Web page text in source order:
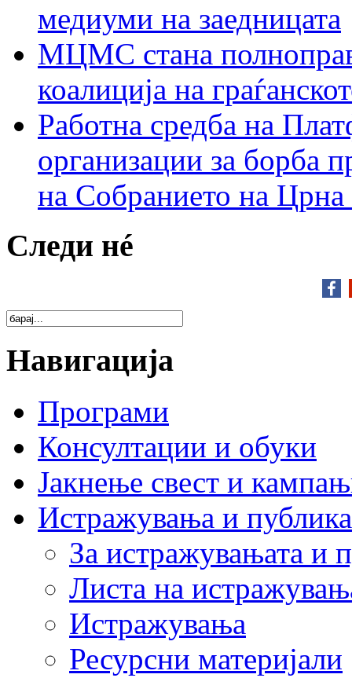
медиуми на заедницата
МЦМС стана
коалиција на
Работна средба на
организации за борба
на Собранието на Црна
Следи нé
Навигација
Програми
Консултации и обуки
Јакнење свест и
Истражувања и
За истражувањата и
Листа на
Истражувања
Ресурсни материјали